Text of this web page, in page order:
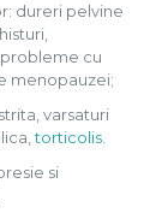
dureri pelvine
, probleme cu
menopauzei;
varsaturi
torticolis.
si